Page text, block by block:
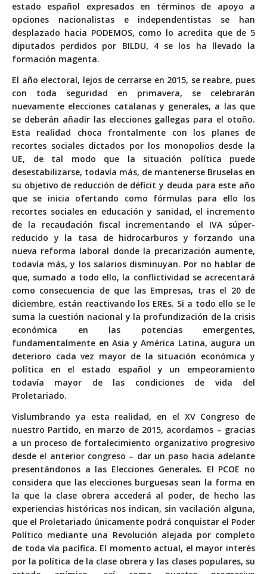
estado español expresados en términos de apoyo a
opciones nacionalistas e independentistas se han
desplazado hacia PODEMOS, como lo acredita que de 5
diputados perdidos por BILDU, 4 se los ha llevado la
formación magenta.
El año electoral, lejos de cerrarse en 2015, se reabre, pues
con toda seguridad en primavera, se celebrarán
nuevamente elecciones catalanas y generales, a las que
se deberán añadir las elecciones gallegas para el otoño.
Esta realidad choca frontalmente con los planes de
recortes sociales dictados por los monopolios desde la
UE, de tal modo que la situación política puede
desestabilizarse, todavía más, de mantenerse Bruselas en
su objetivo de reducción de déficit y deuda para este año
que se inicia ofertando como fórmulas para ello los
recortes sociales en educación y sanidad, el incremento
de la recaudación fiscal incrementando el IVA súper-
reducido y la tasa de hidrocarburos y forzando una
nueva reforma laboral donde la precarización aumente,
todavía más, y los salarios disminuyan. Por no hablar de
que, sumado a todo ello, la conflictividad se acrecentará
como consecuencia de que las Empresas, tras el 20 de
diciembre, están reactivando los EREs. Si a todo ello se le
suma la cuestión nacional y la profundización de la crisis
económica en las potencias emergentes,
fundamentalmente en Asia y América Latina, augura un
deterioro cada vez mayor de la situación económica y
política en el estado español y un empeoramiento
todavía mayor de las condiciones de vida del
Proletariado.
Vislumbrando ya esta realidad, en el XV Congreso de
nuestro Partido, en marzo de 2015, acordamos – gracias
a un proceso de fortalecimiento organizativo progresivo
desde el anterior congreso – dar un paso hacia adelante
presentándonos a las Elecciones Generales. El PCOE no
considera que las elecciones burguesas sean la forma en
la que la clase obrera accederá al poder, de hecho las
experiencias históricas nos indican, sin vacilación alguna,
que el Proletariado únicamente podrá conquistar el Poder
Político mediante una Revolución alejada por completo
de toda vía pacífica. El momento actual, el mayor interés
por la política de la clase obrera y las clases populares, su